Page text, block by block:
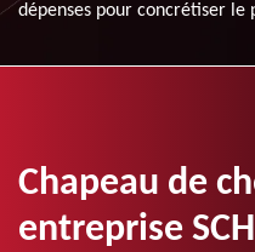
dépenses pour concrétiser le
Chapeau de
entreprise